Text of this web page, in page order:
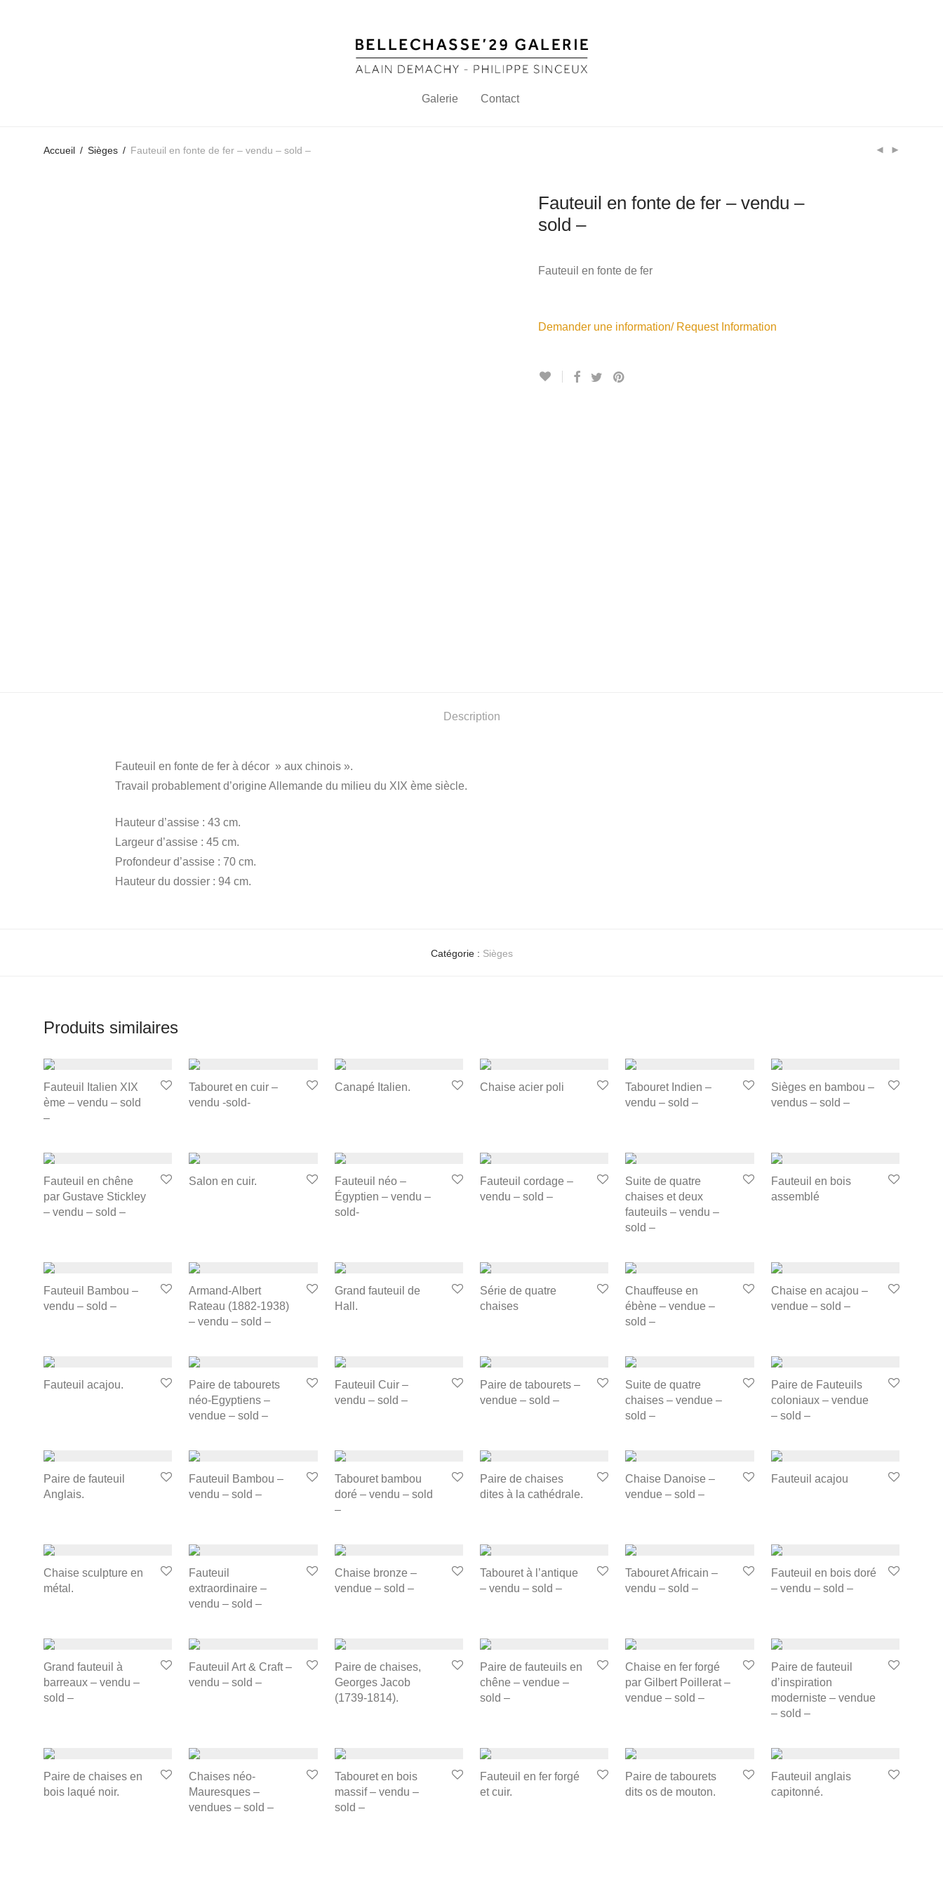
Galerie Contact
Accueil / Sièges / Fauteuil en fonte de fer – vendu – sold –
Fauteuil en fonte de fer – vendu –
sold –
Fauteuil en fonte de fer
Demander une information/ Request Information
Description
Fauteuil en fonte de fer à décor » aux chinois ».
Travail probablement d’origine Allemande du milieu du XIX ème siècle.
Hauteur d’assise : 43 cm.
Largeur d’assise : 45 cm.
Profondeur d’assise : 70 cm.
Hauteur du dossier : 94 cm.
Catégorie : Sièges
Produits similaires
Fauteuil Italien XIX
ème – vendu – sold
–
Tabouret en cuir –
vendu -sold-
Canapé Italien. Chaise acier poli
Tabouret Indien –
vendu – sold –
Sièges en bambou –
vendus – sold –
Fauteuil en chêne
par Gustave Stickley
– vendu – sold –
Salon en cuir.
Fauteuil néo –
Égyptien – vendu –
sold-
Fauteuil cordage –
vendu – sold –
Suite de quatre
chaises et deux
fauteuils – vendu –
sold –
Fauteuil en bois
assemblé
Fauteuil Bambou –
vendu – sold –
Armand-Albert
Rateau (1882-1938)
– vendu – sold –
Grand fauteuil de
Hall.
Série de quatre
chaises
Chauffeuse en
ébène – vendue –
sold –
Chaise en acajou –
vendue – sold –
Fauteuil acajou.
Paire de tabourets
néo-Egyptiens –
vendue – sold –
Fauteuil Cuir –
vendu – sold –
Paire de tabourets –
vendue – sold –
Suite de quatre
chaises – vendue –
sold –
Paire de Fauteuils
coloniaux – vendue
– sold –
Paire de fauteuil
Anglais.
Fauteuil Bambou –
vendu – sold –
Tabouret bambou
doré – vendu – sold
–
Paire de chaises
dites à la cathédrale.
Chaise Danoise –
vendue – sold –
Fauteuil acajou
Chaise sculpture en
métal.
Fauteuil
extraordinaire –
vendu – sold –
Chaise bronze –
vendue – sold –
Tabouret à l’antique
– vendu – sold –
Tabouret Africain –
vendu – sold –
Fauteuil en bois doré
– vendu – sold –
Grand fauteuil à
barreaux – vendu –
sold –
Fauteuil Art & Craft –
vendu – sold –
Paire de chaises,
Georges Jacob
(1739-1814).
Paire de fauteuils en
chêne – vendue –
sold –
Chaise en fer forgé
par Gilbert Poillerat –
vendue – sold –
Paire de fauteuil
d’inspiration
moderniste – vendue
– sold –
Paire de chaises en
bois laqué noir.
Chaises néo-
Mauresques –
vendues – sold –
Tabouret en bois
massif – vendu –
sold –
Fauteuil en fer forgé
et cuir.
Paire de tabourets
dits os de mouton.
Fauteuil anglais
capitonné.